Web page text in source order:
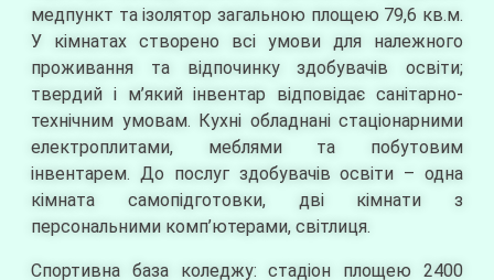
медпункт та ізолятор загальною площею 79,6 кв.м.
У кімнатах створено всі умови для належного
проживання та відпочинку здобувачів освіти;
твердий і м’який інвентар відповідає санітарно-
технічним умовам. Кухні обладнані стаціонарними
електроплитами, меблями та побутовим
інвентарем. До послуг здобувачів освіти – одна
кімната самопідготовки, дві кімнати з
персональними комп’ютерами, світлиця.
Спортивна база коледжу: стадіон площею 2400